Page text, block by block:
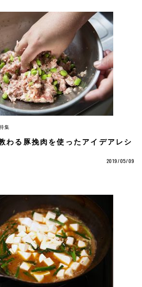
集
わる豚挽肉を使ったアイデアレシ
2019/05/09